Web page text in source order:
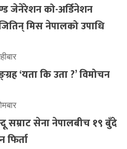
जेनेरेशन को-अर्डिनेशन
मिस नेपालको उपाधि
‘यता कि उता ?’ विमोचन
सम्राट सेना नेपालबीच १९ बुँदे